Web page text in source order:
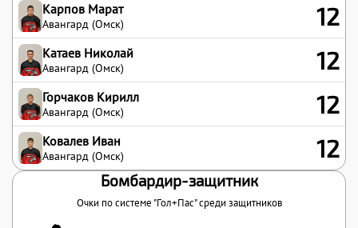
Карпов Марат
Авангард (Омск) 12
Катаев Николай
Авангард (Омск) 12
Горчаков Кирилл
Авангард (Омск) 12
Ковалев Иван
Авангард (Омск) 12
Бомбардир-защитник
Очки по системе "Гол+Пас" среди защитников